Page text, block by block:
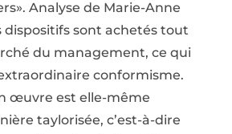
Analyse de Marie-Anne
dispositifs sont achetés tout
du management, ce qui
conformisme.
œuvre est elle-même
taylorisée, c’est-à-dire